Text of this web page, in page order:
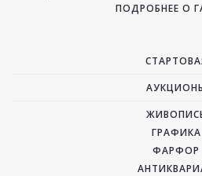
ПОДРОБНЕЕ О
ГРАФИКА
ФАРФОР